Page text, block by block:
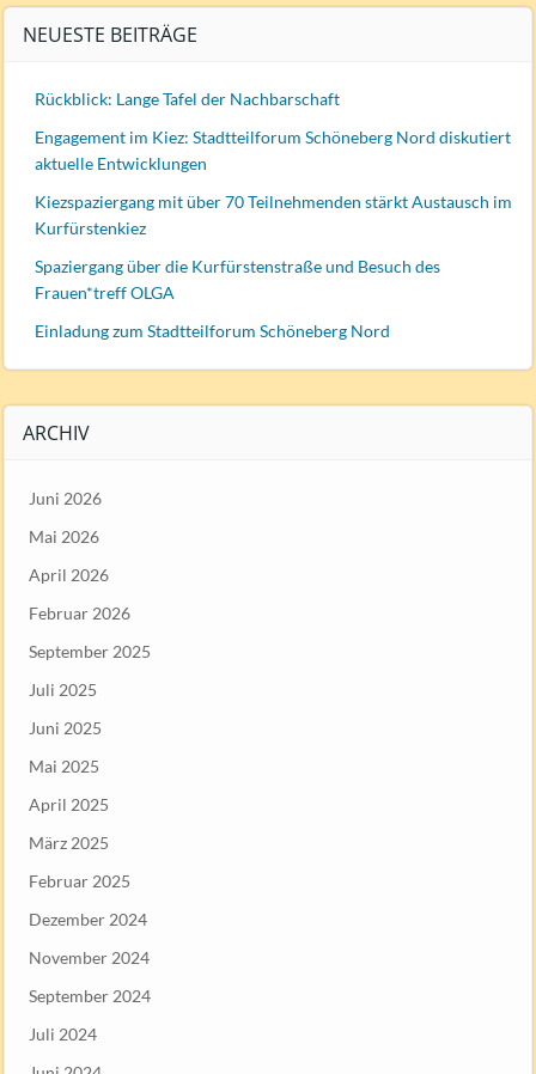
NEUESTE BEITRÄGE
Rückblick: Lange Tafel der Nachbarschaft
Engagement im Kiez: Stadtteilforum Schöneberg Nord diskutiert
aktuelle Entwicklungen
Kiezspaziergang mit über 70 Teilnehmenden stärkt Austausch im
Kurfürstenkiez
Spaziergang über die Kurfürstenstraße und Besuch des
Frauen*treff OLGA
Einladung zum Stadtteilforum Schöneberg Nord
ARCHIV
Juni 2026
Mai 2026
April 2026
Februar 2026
September 2025
Juli 2025
Juni 2025
Mai 2025
April 2025
März 2025
Februar 2025
Dezember 2024
November 2024
September 2024
Juli 2024